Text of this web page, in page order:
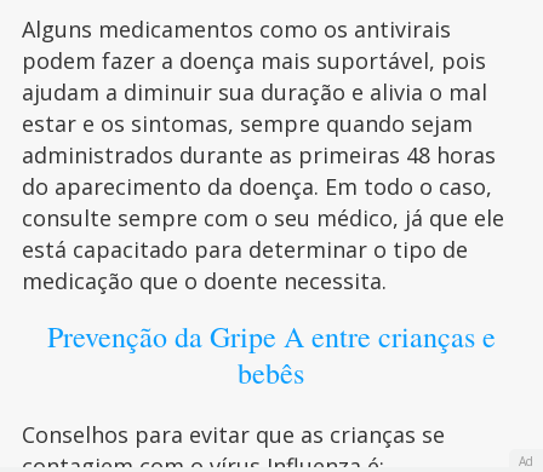
Alguns medicamentos como os antivirais
podem fazer a doença mais suportável, pois
ajudam a diminuir sua duração e alivia o mal
estar e os sintomas, sempre quando sejam
administrados durante as primeiras 48 horas
do aparecimento da doença. Em todo o caso,
consulte sempre com o seu médico, já que ele
está capacitado para determinar o tipo de
medicação que o doente necessita.
Prevenção da Gripe A entre crianças e
bebês
Conselhos para evitar que as crianças se
contagiem com o vírus Influenza é:
Ad